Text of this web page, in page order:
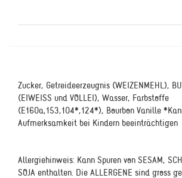
Zucker, Getreideerzeugnis (WEIZENMEHL),
(EIWEISS und VOLLEI), Wasser, Farbstoffe
(E160a,153,104*,124*), Bourbon Vanille
Aufmerksamkeit bei Kindern beeinträchtigen
Allergiehinweis: Kann Spuren von SESAM,
SOJA enthalten. Die ALLERGENE sind gross